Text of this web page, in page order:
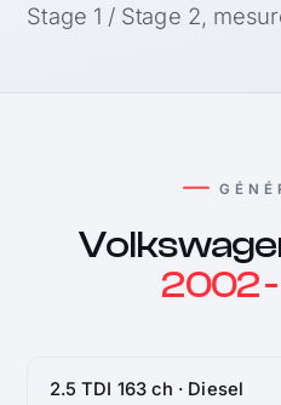
Stage 1 / Stage 2,
2002
2.5 TDI 163 ch · Diesel